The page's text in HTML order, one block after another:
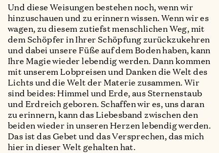
Und diese Weisungen bestehen noch, wenn wir
hinzuschauen und zu erinnern wissen. Wenn wir es
wagen, zu diesem zutiefst menschlichen Weg, mit
dem Schöpfer in Ihrer Schöpfung zurückzukehren
und dabei unsere Füße auf dem Boden haben, kann
Ihre Magie wieder lebendig werden. Dann kommen
mit unserem Lobpreisen und Danken die Welt des
Lichts und die Welt der Materie zusammen. Wir
sind beides: Himmel und Erde, aus Sternenstaub
und Erdreich geboren. Schaffen wir es, uns daran
zu erinnern, kann das Liebesband zwischen den
beiden wieder in unseren Herzen lebendig werden.
Das ist das Gebet und das Versprechen, das mich
hier in dieser Welt gehalten hat.